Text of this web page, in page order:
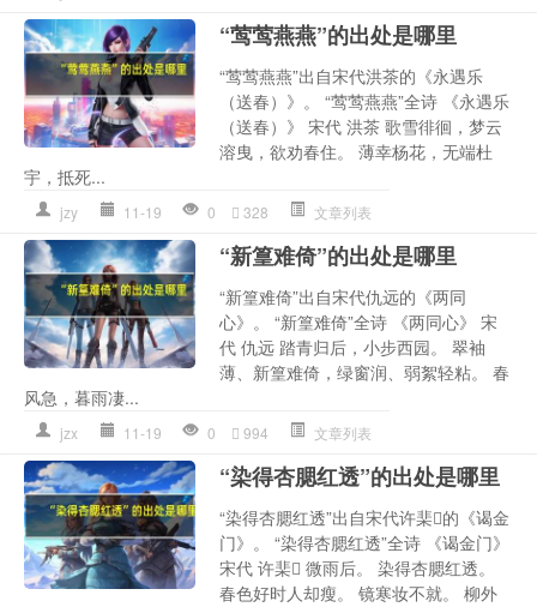
“莺莺燕燕”的出处是哪里
“莺莺燕燕”出自宋代洪茶的《永遇乐
（送春）》。 “莺莺燕燕”全诗 《永遇乐
（送春）》 宋代 洪茶 歌雪徘徊，梦云
溶曳，欲劝春住。 薄幸杨花，无端杜
宇，抵死...
jzy 11-19 0 328 文章列表
“新篁难倚”的出处是哪里
“新篁难倚”出自宋代仇远的《两同
心》。 “新篁难倚”全诗 《两同心》 宋
代 仇远 踏青归后，小步西园。 翠袖
薄、新篁难倚，绿窗润、弱絮轻粘。 春
风急，暮雨凄...
jzx 11-19 0 994 文章列表
“染得杏腮红透”的出处是哪里
“染得杏腮红透”出自宋代许棐的《谒金
门》。 “染得杏腮红透”全诗 《谒金门》
宋代 许棐 微雨后。 染得杏腮红透。
春色好时人却瘦。 镜寒妆不就。 柳外